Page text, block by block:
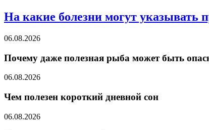
На какие болезни могут указывать
06.08.2026
Почему даже полезная рыба может быть
06.08.2026
Чем полезен короткий дневной сон
06.08.2026